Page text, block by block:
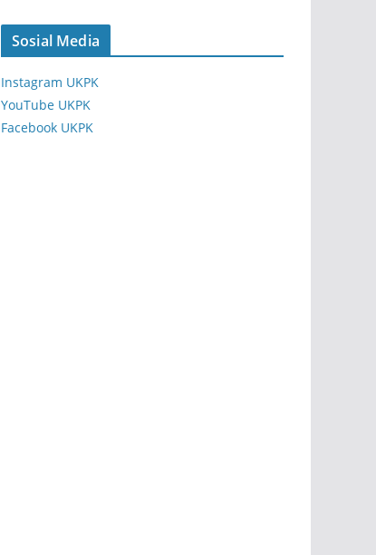
Sosial Media
Instagram UKPK
YouTube UKPK
Facebook UKPK